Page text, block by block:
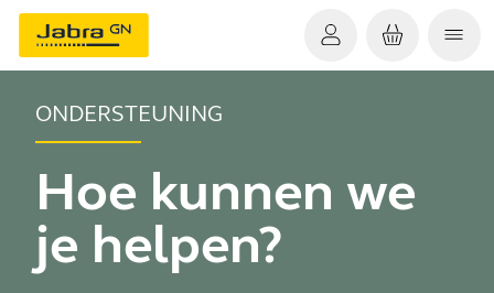
ONDERSTEUNING
Hoe kunnen we
je helpen?